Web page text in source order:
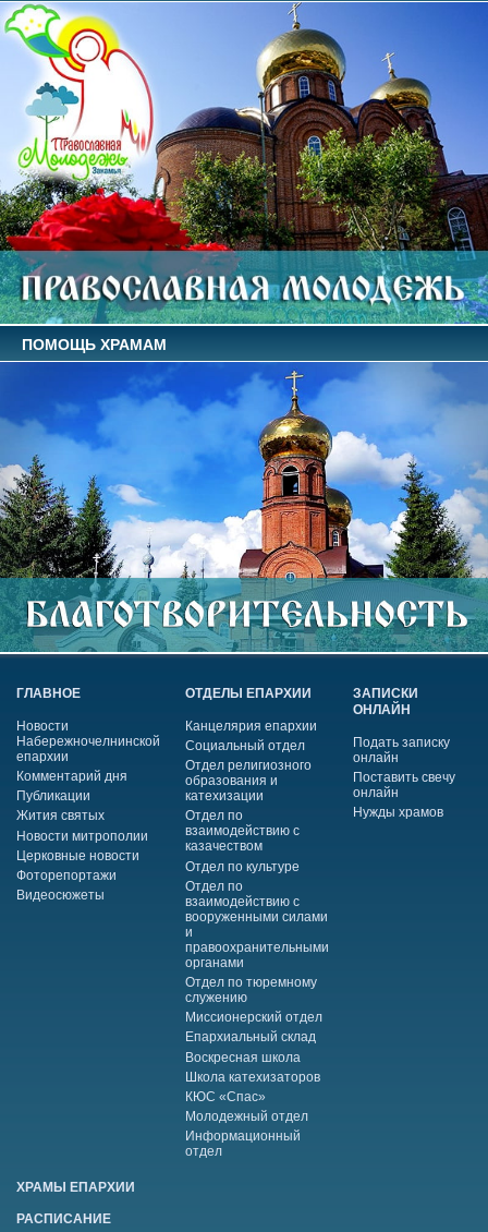
ПОМОЩЬ ХРАМАМ
ГЛАВНОЕ
Новости
Набережночелнинской
епархии
Комментарий дня
Публикации
Жития святых
Новости митрополии
Церковные новости
Фоторепортажи
Видеосюжеты
ОТДЕЛЫ ЕПАРХИИ
Канцелярия епархии
Социальный отдел
Отдел религиозного
образования и
катехизации
Отдел по
взаимодействию с
казачеством
Отдел по культуре
Отдел по
взаимодействию с
вооруженными силами
и
правоохранительными
органами
Отдел по тюремному
служению
Миссионерский отдел
Епархиальный склад
Воскресная школа
Школа катехизаторов
КЮС «Спас»
Молодежный отдел
Информационный
отдел
ЗАПИСКИ
ОНЛАЙН
Подать записку
онлайн
Поставить свечу
онлайн
Нужды храмов
ХРАМЫ ЕПАРХИИ
РАСПИСАНИЕ